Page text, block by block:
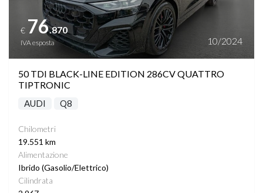
€ 76.870
IVA esposta 10/2024
50 TDI BLACK-LINE EDITION 286CV QUATTRO
TIPTRONIC
AUDI Q8
Chilometri
19.551 km
Alimentazione
Ibrido (Gasolio/Elettrico)
Cilindrata